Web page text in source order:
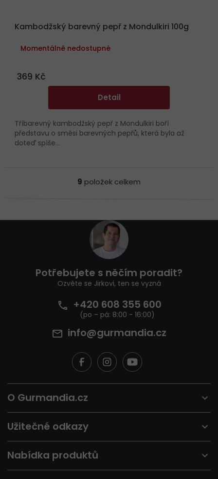
Kambodžský barevný pepř z Mondulkiri 100g
Momentálně nedostupné
369 Kč
Detail
Tříbarevný kambodžský pepř z Mondulkiri boří
představu o směsi barevných pepřů, která byla až
doteď spíše...
O
d
a
c
í
p
r
v
k
v
ý
i
u
9 položek celkem
Potřebujete s něčím poradit?
Ozvěte se Jirkovi, ten se vyzná
+420 608 355 600
info@gurmandia.cz
O Gurmandia.cz
Užitečné odkazy
Nabídka produktů